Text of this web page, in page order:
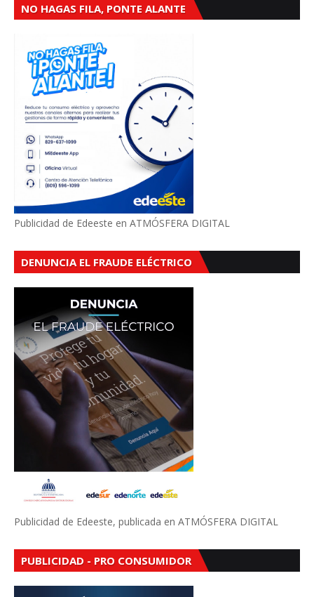
NO HAGAS FILA, PONTE ALANTE
Publicidad de Edeeste en ATMÓSFERA DIGITAL
DENUNCIA EL FRAUDE ELÉCTRICO
Publicidad de Edeeste, publicada en ATMÓSFERA DIGITAL
PUBLICIDAD - PRO CONSUMIDOR